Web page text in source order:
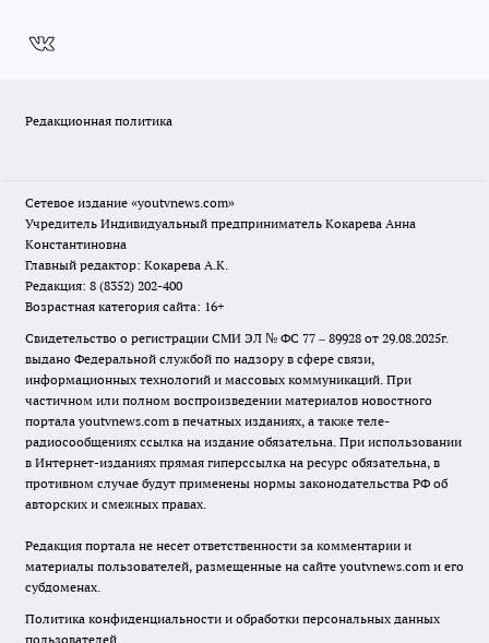
Редакционная политика
Сетевое издание «youtvnews.com»
Учредитель Индивидуальный предприниматель Кокарева Анна
Константиновна
Главный редактор: Кокарева А.К.
Редакция: 8 (8352) 202-400
Возрастная категория сайта: 16+
Свидетельство о регистрации СМИ ЭЛ № ФС 77 – 89928 от 29.08.2025г.
выдано Федеральной службой по надзору в сфере связи,
информационных технологий и массовых коммуникаций. При
частичном или полном воспроизведении материалов новостного
портала youtvnews.com в печатных изданиях, а также теле-
радиосообщениях ссылка на издание обязательна. При использовании
в Интернет-изданиях прямая гиперссылка на ресурс обязательна, в
противном случае будут применены нормы законодательства РФ об
авторских и смежных правах.
Редакция портала не несет ответственности за комментарии и
материалы пользователей, размещенные на сайте youtvnews.com и его
субдоменах.
Политика конфиденциальности и обработки персональных данных
пользователей